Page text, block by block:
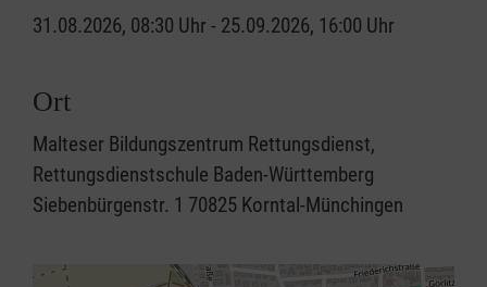
31.08.2026, 08:30 Uhr - 25.09.2026, 16:00 Uhr
Ort
Malteser Bildungszentrum Rettungsdienst,
Rettungsdienstschule Baden-Württemberg
Siebenbürgenstr. 1 70825 Korntal-Münchingen